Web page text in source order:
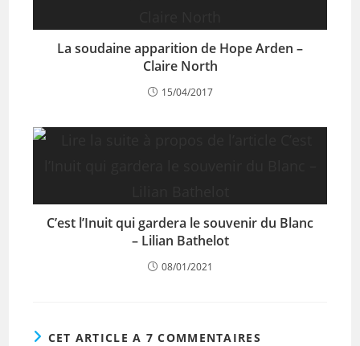
La soudaine apparition de Hope Arden –
Claire North
15/04/2017
C’est l’Inuit qui gardera le souvenir du Blanc
– Lilian Bathelot
08/01/2021
CET ARTICLE A 7 COMMENTAIRES